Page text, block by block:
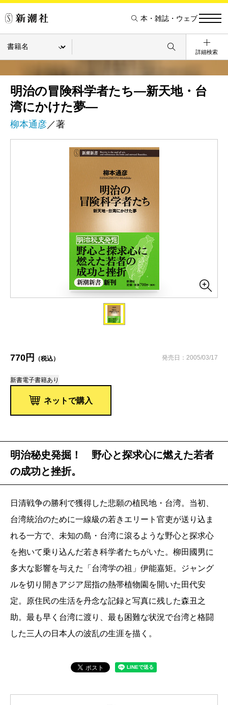
本・雑誌・ウェブ
詳細検索
明治の冒険科学者たち―新天地・台
湾にかけた夢―
柳本通彦／著
770円 （税込） 発売日：2005/03/17
新書電子書籍あり
ネットで購入
明治秘史発掘！ 野心と探求心に燃えた若者
の成功と挫折。
日清戦争の勝利で獲得した悲願の植民地・台湾。当初、
台湾統治のために一線級の若きエリート官吏が送り込ま
れる一方で、未知の島・台湾に滾るような野心と探求心
を抱いて乗り込んだ若き科学者たちがいた。柳田國男に
多大な影響を与えた「台湾学の祖」伊能嘉矩。ジャング
ルを切り開きアジア屈指の熱帯植物園を開いた田代安
定。原住民の生活を丹念な記録と写真に残した森丑之
助。最も早く台湾に渡り、最も困難な状況で台湾と格闘
した三人の日本人の波乱の生涯を描く。